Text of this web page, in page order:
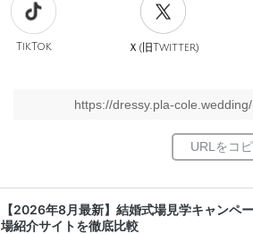
TikTok Ｘ(旧Twitter)
https://dressy.pla-
【2026年8月最新】結婚式場見学キャンペ
場紹介サイトを徹底比較